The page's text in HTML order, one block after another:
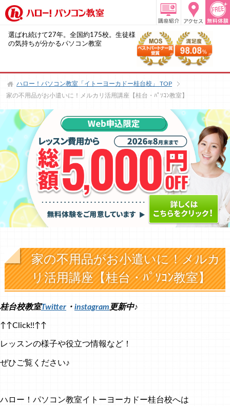
選ばれ続けて27年。全国約175校。生徒様
の気持ちが分かるパソコン教室
ハロー！パソコン教室「イトーヨーカドー桂台校」
TOP
家の不用品がお小遣いに！メルカリ活用講座【桂台・ﾊﾟｿｺﾝ教室】
家の不用品がお小遣いに！メルカ
リ活用講座【桂台・ﾊﾟｿｺﾝ教室】
桂台校教室Twitter ・ instagram 更新中♪
↑↑Click!!↑↑
レッスンの様子や役立つ情報など！
ぜひご覧ください♪
ハロー！パソコン教室イトーヨーカドー桂台校へは